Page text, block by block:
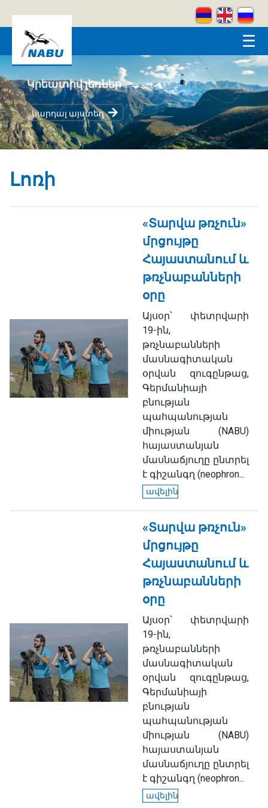
☰
Կրեատիվ լեռներ
կարդալ այստեղ
Լոռի
«Տարվա թռչուն»
մրցույթը
Հայաստանում և
թռչնաբանների
օրը
Այսօր՝ փետրվարի
19-ին,
թռչնաբանների
մասնագիտական
օրվան զուգընթաց,
Գերմանիայի
բնության
պահպանության
միության (NABU)
հայաստանյան
մասնաճյուղը ընտրել
է գիշանգղ (neophron...
ավելին
«Տարվա թռչուն»
մրցույթը
Հայաստանում և
թռչնաբանների
օրը
Այսօր՝ փետրվարի
19-ին,
թռչնաբանների
մասնագիտական
օրվան զուգընթաց,
Գերմանիայի
բնության
պահպանության
միության (NABU)
հայաստանյան
մասնաճյուղը ընտրել
է գիշանգղ (neophron...
ավելին